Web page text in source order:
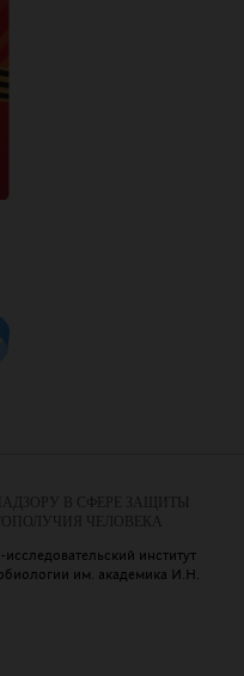
В СФЕРЕ ЗАЩИТЫ
ЧЕЛОВЕКА
институт
им. академика И.Н.